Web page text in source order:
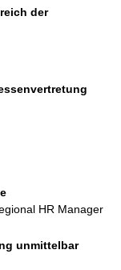
der
HR Manager
unmittelbar